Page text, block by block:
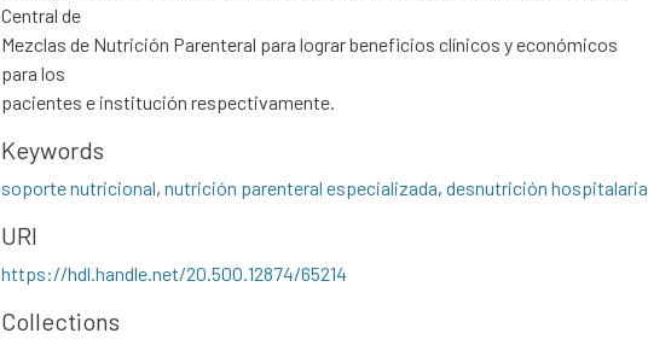
Central de
Mezclas de Nutrición Parenteral para lograr beneficios clínicos y económicos
para los
pacientes e institución respectivamente.
Keywords
soporte nutricional, nutrición parenteral especializada, desnutrición hospitalaria
URI
https://hdl.handle.net/20.500.12874/65214
Collections